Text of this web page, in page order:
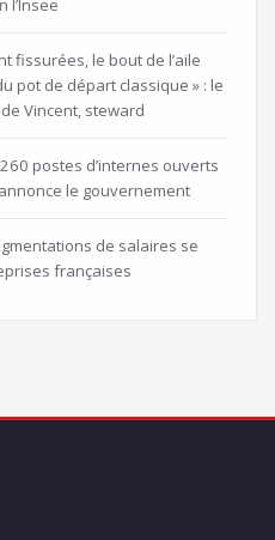
l’Insee
fissurées, le bout de l’aile
pot de départ classique » : le
Vincent, steward
postes d’internes ouverts
le gouvernement
de salaires se
françaises